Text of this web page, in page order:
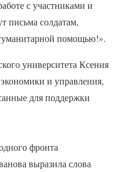
с участниками и
письма солдатам,
помощью!».
университета Ксения
и управления,
для поддержки
фронта
выразила слова